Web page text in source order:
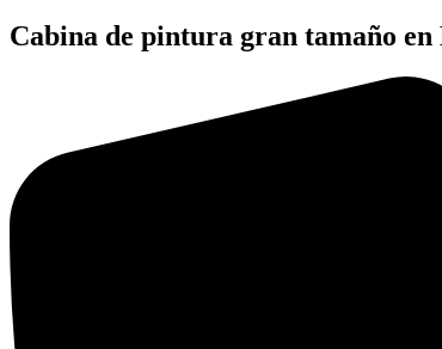
Cabina de pintura gran tamaño